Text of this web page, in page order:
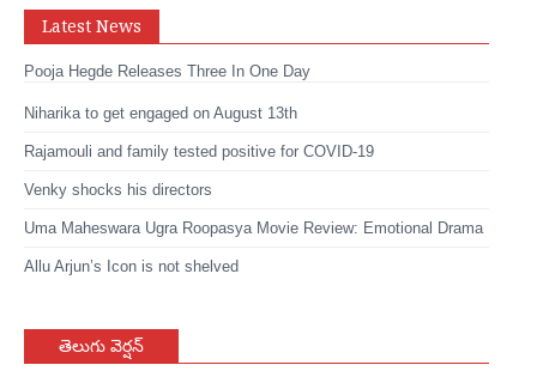
Latest News
Pooja Hegde Releases Three In One Day
Niharika to get engaged on August 13th
Rajamouli and family tested positive for COVID-19
Venky shocks his directors
Uma Maheswara Ugra Roopasya Movie Review: Emotional Drama
Allu Arjun’s Icon is not shelved
తెలుగు వెర్షన్